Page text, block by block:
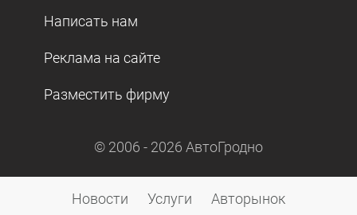
Написать нам
Реклама на сайте
Разместить фирму
© 2006 - 2026 АвтоГродно
Новости Услуги Авторынок